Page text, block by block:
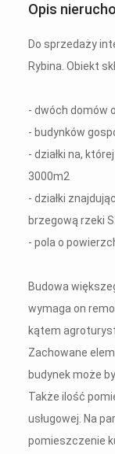
Opis
Do sprzedaży
Rybina. Obiekt
- dwóch domów
- budynków
- działki na,
3000m2
- działki
brzegową rzeki
- pola o
Budowa
wymaga on
kątem
Zachowane
budynek może
Także ilość
usługowej. Na
pomieszczenie